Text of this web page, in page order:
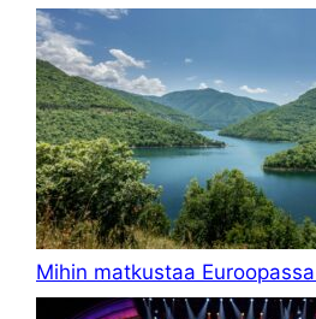
Mihin matkustaa